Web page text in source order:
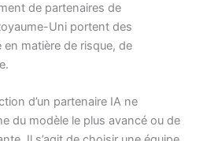
de partenaires de
Uni portent des
matière de risque, de
d’un partenaire IA ne
du modèle le plus avancé ou de